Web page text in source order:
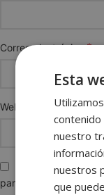
Correo electrónico*
Web
Guarda mi
para la próxima vez
Esta
contenido
nuestro
nuestros
que